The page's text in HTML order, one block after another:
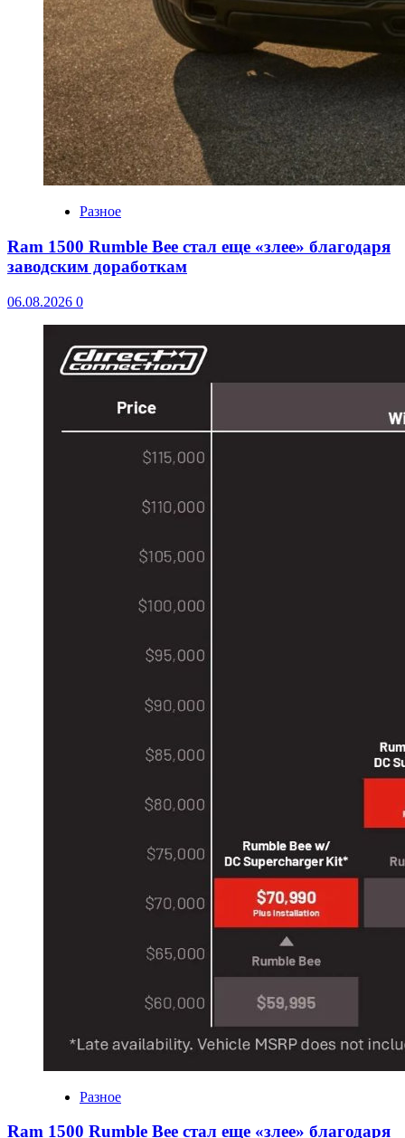
Разное
Ram 1500 Rumble Bee стал еще «злее» благодаря
заводским доработкам
06.08.2026 0
Разное
Ram 1500 Rumble Bee стал еще «злее» благодаря